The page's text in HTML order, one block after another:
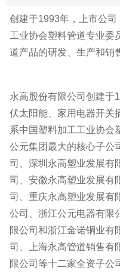
创建于1993年，上市公
工业协会塑料管道专业委
道产品的研发、生产和销
永高股份有限公司创建于
伏太阳能、家用电器开关
系中国塑料加工工业协会
公元集团最大的核心子公
司、深圳永高塑业发展有
司、安徽永高塑业发展有
司、重庆永高塑业发展有
公司、浙江公元电器有限
限公司和浙江金诺铜业有
司、上海永高管道销售有
限公司等十二家全资子公